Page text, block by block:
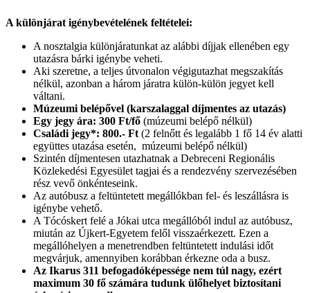
A különjárat igénybevételének feltételei:
A nosztalgia különjáratunkat az alábbi díjjak ellenében egy
utazásra bárki igénybe veheti.
Aki szeretne, a teljes útvonalon végigutazhat megszakítás
nélkül, azonban a három járatra külön-külön jegyet kell
váltani.
Múzeumi belépővel (karszalaggal díjmentes az utazás)
Egy jegy ára: 300 Ft/fő (múzeumi belépő nélkül)
Családi jegy*: 800.- Ft (2 felnőtt és legalább 1 fő 14 év alatti
együttes utazása esetén, múzeumi belépő nélkül)
Szintén díjmentesen utazhatnak a Debreceni Regionális
Közlekedési Egyesület tagjai és a rendezvény szervezésében
rész vevő önkénteseink.
Az autóbusz a feltüntetett megállókban fel- és leszállásra is
igénybe vehető.
A Tócóskert felé a Jókai utca megállóból indul az autóbusz,
miután az Újkert-Egyetem felől visszaérkezett. Ezen a
megállóhelyen a menetrendben feltüntetett indulási időt
megvárjuk, amennyiben korábban érkezne oda a busz.
Az Ikarus 311 befogadóképessége nem túl nagy, ezért
maximum 30 fő számára tudunk ülőhelyet biztosítani